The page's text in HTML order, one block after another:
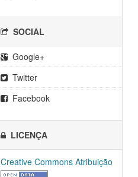
SOCIAL
Google+
Twitter
Facebook
LICENÇA
Creative Commons Atribuição